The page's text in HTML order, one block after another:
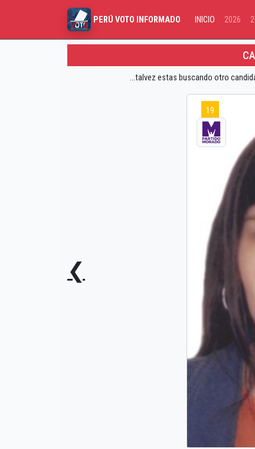
PERÚ VOTO INFORMADO INICIO 2026
...talvez estas buscando otro
❮
19